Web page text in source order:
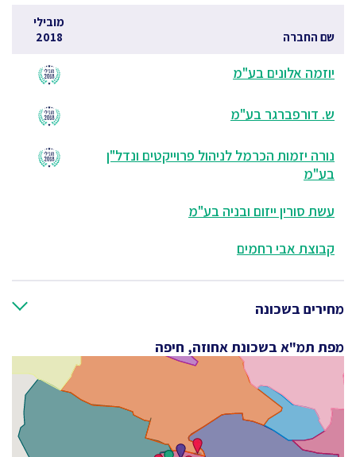
שם החברה
מובילי
2018
יוזמה אלונים בע"מ
ש. דורפברגר בע"מ
נורה יזמות הכרמל לניהול פרוייקטים ונדל"ן
בע"מ
עשת סורין ייזום ובניה בע"מ
קבוצת אבי רחמים
מחירים בשכונה
מפת תמ"א בשכונת אחוזה, חיפה